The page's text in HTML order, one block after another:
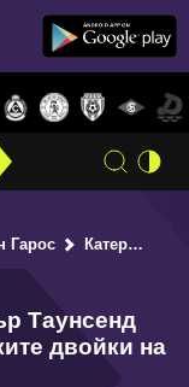
Гарос Катержина Синякова и Тейлър Таунсенд спечелиха титлата при женските двойки на Ролан Гарос
Таунсенд
двойки на